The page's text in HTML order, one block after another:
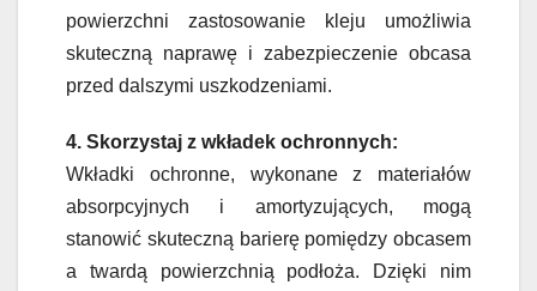
powierzchni zastosowanie kleju umożliwia
skuteczną naprawę i zabezpieczenie obcasa
przed dalszymi uszkodzeniami.
4. Skorzystaj z wkładek ochronnych:
Wkładki ochronne, wykonane z materiałów
absorpcyjnych i amortyzujących, mogą
stanowić skuteczną barierę pomiędzy obcasem
a twardą powierzchnią podłoża. Dzięki nim